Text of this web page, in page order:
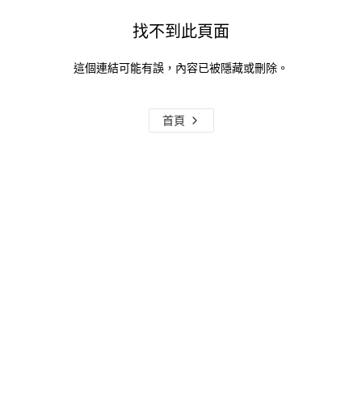
找不到此頁面
這個連結可能有誤，內容已被隱藏或刪除。
首頁